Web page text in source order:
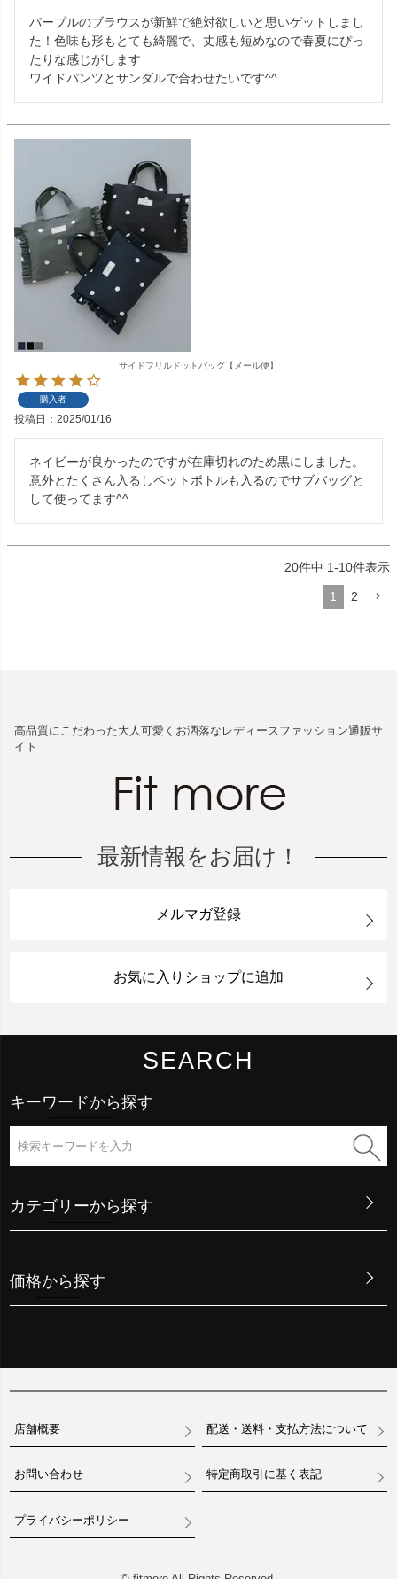
パープルのブラウスが新鮮で絶対欲しいと思いゲットしまし
た！色味も形もとても綺麗で、丈感も短めなので春夏にぴっ
たりな感じがします
ワイドパンツとサンダルで合わせたいです^^
サイドフリルドットバッグ【メール便】
購入者
投稿日 2025/01/16
ネイビーが良かったのですが在庫切れのため黒にしました。
意外とたくさん入るしペットボトルも入るのでサブバッグと
して使ってます^^
20件中 1-10件表示
1 2
高品質にこだわった大人可愛くお洒落なレディースファッション通販サ
イト
最新情報をお届け！
メルマガ登録
お気に入りショップに追加
SEARCH
キーワードから探す
カテゴリーから探す
価格から探す
店舗概要 配送・送料・支払方法について
お問い合わせ 特定商取引に基く表記
プライバシーポリシー